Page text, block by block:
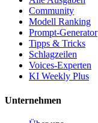
Community
Modell Ranking
Prompt-Generator
Tipps & Tricks
Schlagzeilen
Voices-Experten
KI Weekly Plus
Unternehmen